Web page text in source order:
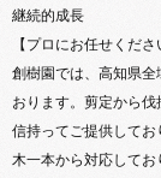
継続的成長
【プロにお任せくださ
創樹園では、高知県
おります。剪定から
信持ってご提供してお
木一本から対応して